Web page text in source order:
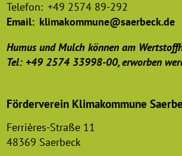
Telefon: +49 2574 89-292
Email: klimakommune@saerbeck.de
Humus und Mulch können am
Tel: +49 2574 33998-00, erworben
Förderverein Klimakommune
Ferrières-Straße 11
48369 Saerbeck